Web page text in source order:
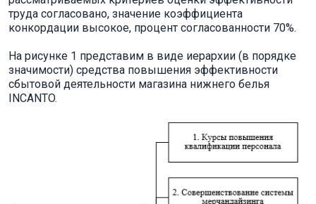
труда согласовано, значение коэффициента
конкордации высокое, процент согласованности 70%.
На рисунке 1 представим в виде иерархии (в порядке
значимости) средства повышения эффективности
сбытовой деятельности магазина нижнего белья
INCANTO.